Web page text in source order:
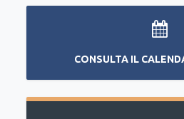
CONSULTA IL